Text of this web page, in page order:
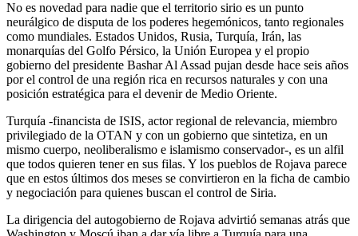
No es novedad para nadie que el territorio sirio es un punto
neurálgico de disputa de los poderes hegemónicos, tanto regionales
como mundiales. Estados Unidos, Rusia, Turquía, Irán, las
monarquías del Golfo Pérsico, la Unión Europea y el propio
gobierno del presidente Bashar Al Assad pujan desde hace seis años
por el control de una región rica en recursos naturales y con una
posición estratégica para el devenir de Medio Oriente.
Turquía -financista de ISIS, actor regional de relevancia, miembro
privilegiado de la OTAN y con un gobierno que sintetiza, en un
mismo cuerpo, neoliberalismo e islamismo conservador-, es un alfil
que todos quieren tener en sus filas. Y los pueblos de Rojava parece
que en estos últimos dos meses se convirtieron en la ficha de cambio
y negociación para quienes buscan el control de Siria.
La dirigencia del autogobierno de Rojava advirtió semanas atrás que